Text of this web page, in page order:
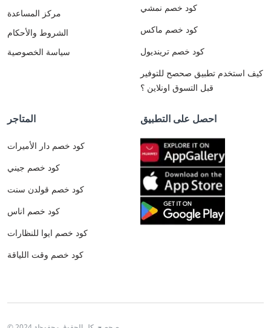
مركز المساعدة
الشروط والأحكام
سياسة الخصوصية
كود خصم نمشي
كود خصم ماكس
كود خصم ترينديول
كيف استخدم تطبيق صحصح للتوفير
قبل التسوق اونلاين ؟
المتاجر
كود خصم دار الأميرات
كود خصم جيني
كود خصم قولدن سنت
كود خصم اناس
كود خصم ايوا للنظارات
كود خصم وقت اللياقة
احصل على التطبيق